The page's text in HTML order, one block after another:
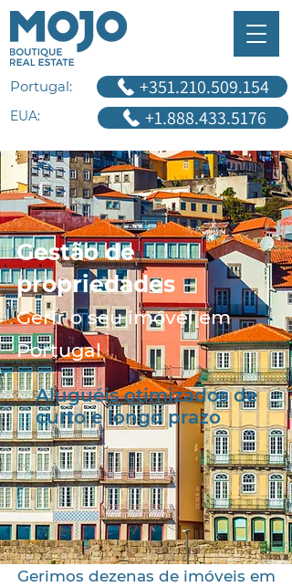
+1.888.433.5176
+351.210.509.154
Portugal:
EUA:
Gestão de
propriedades
Gerir o seu imóvel em
Portugal
Aluguéis otimizados de
curto e longo prazo
Gerimos dezenas de imóveis em